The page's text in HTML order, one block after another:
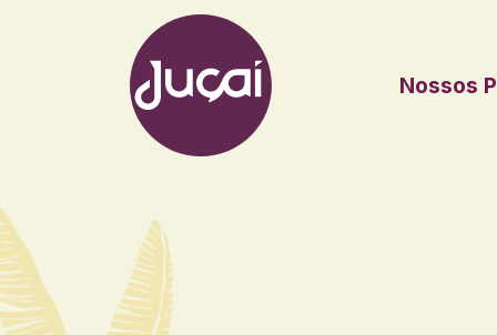
Main Navigation Nossos